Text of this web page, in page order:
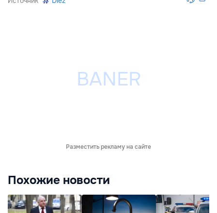
Разместить рекламу на сайте
Похожие новости